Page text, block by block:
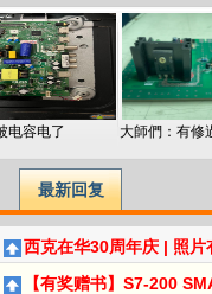
电容电了
最新回复
西克在华30周年庆 | 照片
【有奖赠书】S7-200 SMART